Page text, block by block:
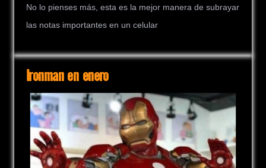
No lo pienses más, esta es la mejor manera de subrayar
las notas importantes en un celular
Ironman en enero